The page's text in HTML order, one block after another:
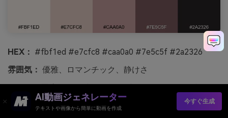
HEX： #fbf1ed #e7cfc8 #caa0a0 #7e5c5f #2a2326
雰囲気： 優雅、ロマンチック、静けさ
夕暮れのバラ茶とやわらかな灯りのように、優しく静かな
AI動画ジェネレーター
テキストや画像から簡単に動画を作成
今すぐ生成